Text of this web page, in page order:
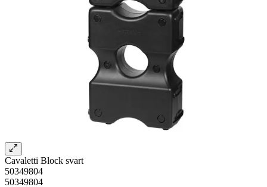
Cavaletti Block svart
50349804
50349804